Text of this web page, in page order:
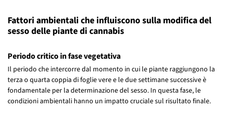
Fattori ambientali che influiscono sulla modifica del
sesso delle piante di cannabis
Periodo critico in fase vegetativa
Il periodo che intercorre dal momento in cui le piante raggiungono la
terza o quarta coppia di foglie vere e le due settimane successive è
fondamentale per la determinazione del sesso. In questa fase, le
condizioni ambientali hanno un impatto cruciale sul risultato finale.